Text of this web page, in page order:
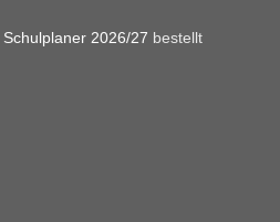
Schulplaner 2026/27 bestellt